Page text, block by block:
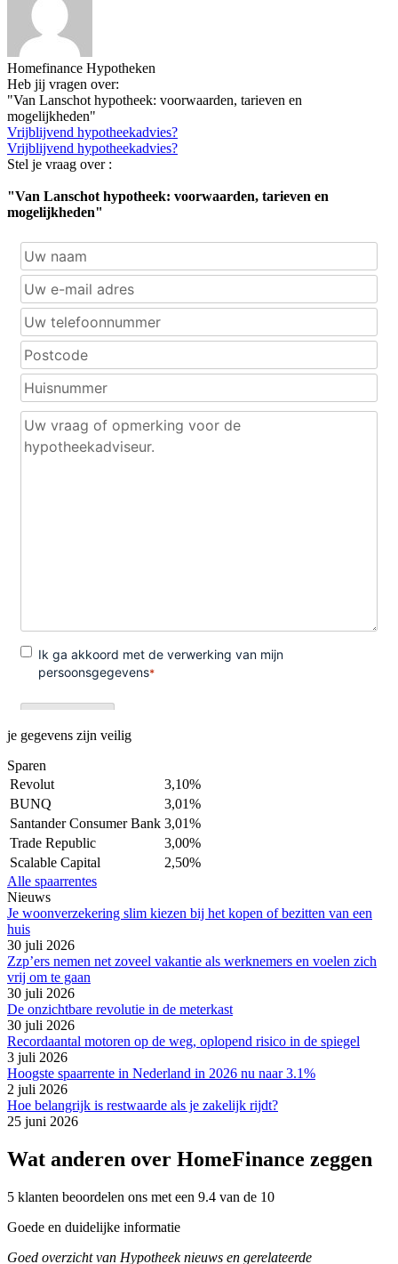
Homefinance Hypotheken
Heb jij vragen over:
"Van Lanschot hypotheek: voorwaarden, tarieven en
mogelijkheden"
Vrijblijvend hypotheekadvies?
Vrijblijvend hypotheekadvies?
Stel je vraag over :
"Van Lanschot hypotheek: voorwaarden, tarieven en
mogelijkheden"
je gegevens zijn veilig
Sparen
Revolut
3,10%
BUNQ
3,01%
Santander Consumer Bank 3,01%
Trade Republic
3,00%
Scalable Capital
2,50%
Alle spaarrentes
Nieuws
Je woonverzekering slim kiezen bij het kopen of bezitten van een
huis
30 juli 2026
Zzp’ers nemen net zoveel vakantie als werknemers en voelen zich
vrij om te gaan
30 juli 2026
De onzichtbare revolutie in de meterkast
30 juli 2026
Recordaantal motoren op de weg, oplopend risico in de spiegel
3 juli 2026
Hoogste spaarrente in Nederland in 2026 nu naar 3.1%
2 juli 2026
Hoe belangrijk is restwaarde als je zakelijk rijdt?
25 juni 2026
Wat anderen over HomeFinance zeggen
5 klanten beoordelen ons met een 9.4 van de 10
Goede en duidelijke informatie
Goed overzicht van Hypotheek nieuws en gerelateerde